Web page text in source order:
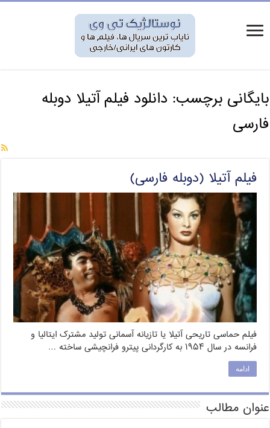
بایگانی برچسب: دانلود فیلم آتیلا دوبله
فارسی
فیلم آتیلا (دوبله فارسی)
فیلم حماسی تاریحی آتیلا یا تازیانه آسمانی تولید مشترک ایتالیا و
فرانسه در سال ۱۹۵۴ به کارگردانی پیترو فرانچیشی ساخته …
ادامه
عنوان مطالب